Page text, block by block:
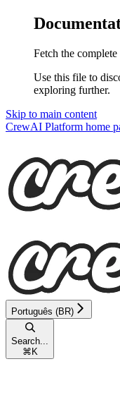
Fetch the
Use this file to
exploring further.
Skip to main content
CrewAI Platform home
Português (BR)
Search...
⌘ K